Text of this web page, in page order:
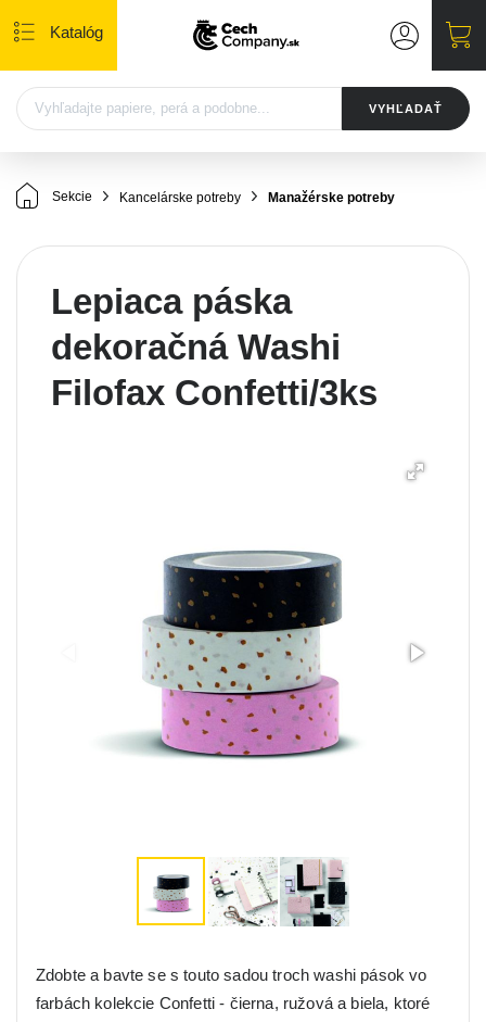
Katalóg
VYHĽADAŤ
Sekcie Kancelárske potreby Manažérske potreby
Lepiaca páska
dekoračná Washi
Filofax Confetti/3ks
Zdobte a bavte se s touto sadou troch washi pások vo
farbách kolekcie Confetti - čierna, ružová a biela, ktoré